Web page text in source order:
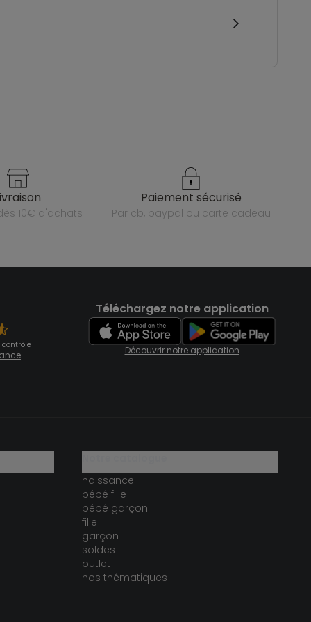
livraison
10€ d'achats
paiement sécurisé
par cb, paypal ou carte cadeau
contrôle
Téléchargez notre application
Découvrir notre application
naissance
bébé fille
bébé garçon
fille
garçon
soldes
outlet
nos thématiques